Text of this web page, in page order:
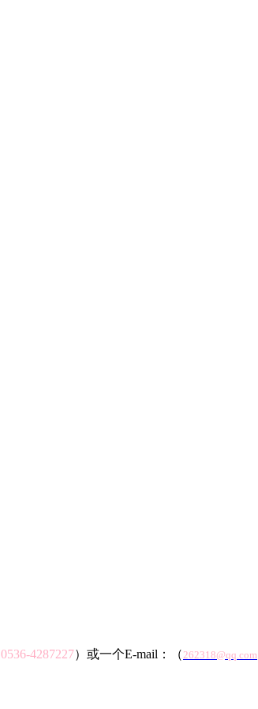
0536-4287227）或一个E-mail：（ 262318@qq.com